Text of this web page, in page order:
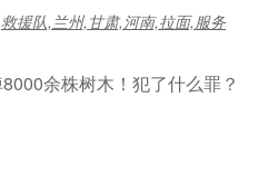
救援队,兰州,甘肃,河南,拉面,服务